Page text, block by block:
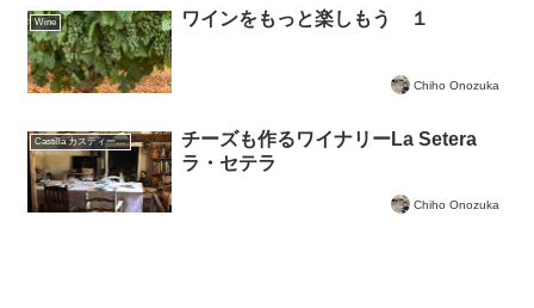
Wine ワインをもっと楽しもう １
Chiho Onozuka
Castilla カスティーリャ
チーズも作るワイナリーLa Setera
ラ・セテラ
Chiho Onozuka